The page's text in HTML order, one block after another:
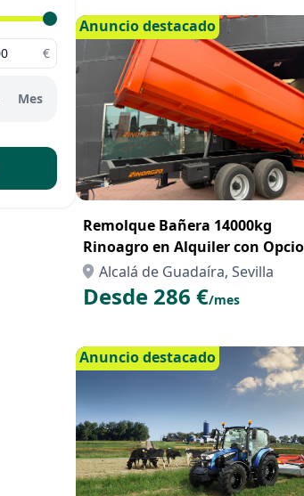
€
Mes
Anuncio destacado
Remolque Bañera 14000kg
Rinoagro en Alquiler con
Compra con Renting
Alcalá de Guadaíra, Sevilla
Desde 286 €/mes
Anuncio destacado